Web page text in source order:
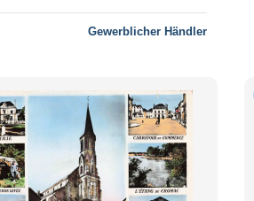
Gewerblicher Händler